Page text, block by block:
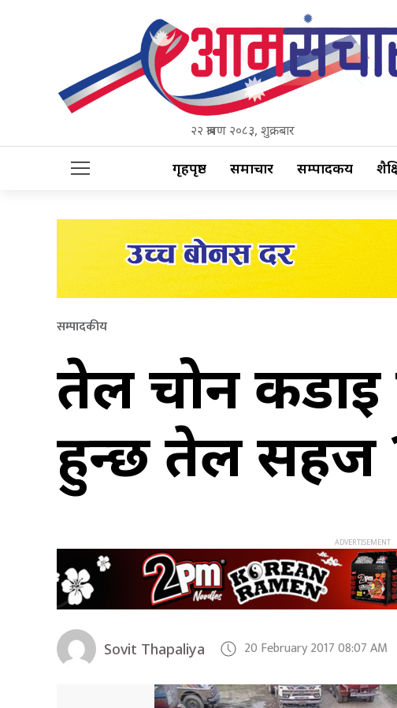
२२ श्रावण २०८३, शुक्रबार
गृहपृष्ठ समाचार सम्पादकीय
सम्पादकीय
तेल चोर्न
हुन्छ तेल सहज
Sovit Thapaliya 20 February 2017 08:07 AM